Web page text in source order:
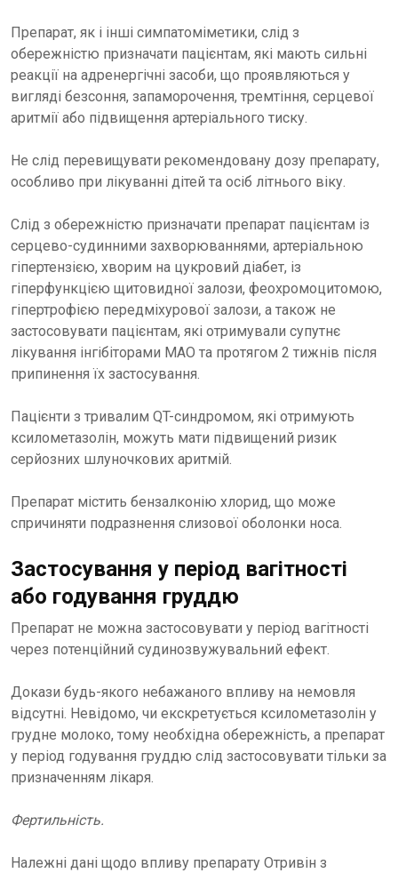
Препарат, як і інші симпатоміметики, слід з
обережністю призначати пацієнтам, які мають сильні
реакції на адренергічні засоби, що проявляються у
вигляді безсоння, запаморочення, тремтіння, серцевої
аритмії або підвищення артеріального тиску.
Не слід перевищувати рекомендовану дозу препарату,
особливо при лікуванні дітей та осіб літнього віку.
Слід з обережністю призначати препарат пацієнтам із
серцево-судинними захворюваннями, артеріальною
гіпертензією, хворим на цукровий діабет, із
гіперфункцією щитовидної залози, феохромоцитомою,
гіпертрофією передміхурової залози, а також не
застосовувати пацієнтам, які отримували супутнє
лікування інгібіторами МАО та протягом 2 тижнів після
припинення їх застосування.
Пацієнти з тривалим QT-синдромом, які отримують
ксилометазолін, можуть мати підвищений ризик
серйозних шлуночкових аритмій.
Препарат містить бензалконію хлорид, що може
спричиняти подразнення слизової оболонки носа.
Застосування у період вагітності
або годування груддю
Препарат не можна застосовувати у період вагітності
через потенційний судинозвужувальний ефект.
Докази будь-якого небажаного впливу на немовля
відсутні. Невідомо, чи екскретується ксилометазолін у
грудне молоко, тому необхідна обережність, а препарат
у період годування груддю слід застосовувати тільки за
призначенням лікаря.
Фертильність.
Належні дані щодо впливу препарату Отривін з